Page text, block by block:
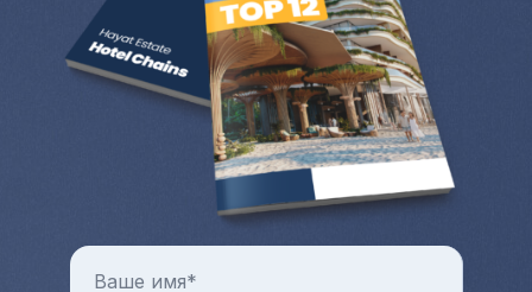
или дом за рубежом и выручить
довольно крупную разницу от продажи.
Больше преимуществ и особенностей от
покупки квартиры и любой другой зарубежной
недвижимости в целом можно узнать на
индивидуальной консультации с менеджером